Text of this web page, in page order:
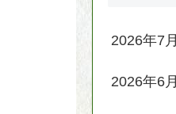
2026年7月
2026年6月